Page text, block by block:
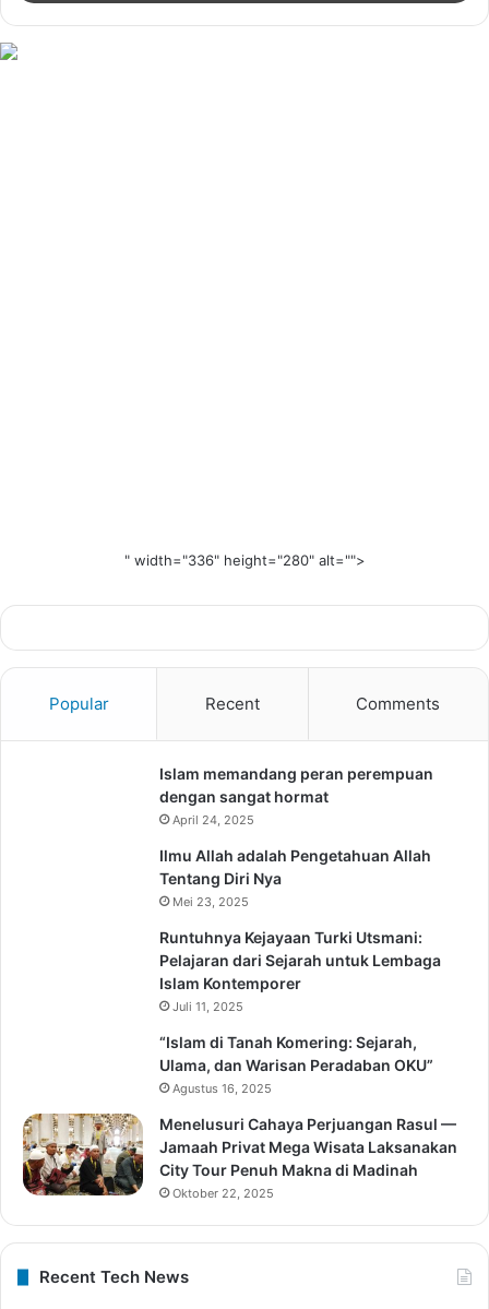
" width="336" height="280" alt="">
Popular Recent Comments
Islam memandang peran perempuan
dengan sangat hormat
April 24, 2025
Ilmu Allah adalah Pengetahuan Allah
Tentang Diri Nya
Mei 23, 2025
Runtuhnya Kejayaan Turki Utsmani:
Pelajaran dari Sejarah untuk Lembaga
Islam Kontemporer
Juli 11, 2025
“Islam di Tanah Komering: Sejarah,
Ulama, dan Warisan Peradaban OKU”
Agustus 16, 2025
Menelusuri Cahaya Perjuangan Rasul —
Jamaah Privat Mega Wisata Laksanakan
City Tour Penuh Makna di Madinah
Oktober 22, 2025
Recent Tech News